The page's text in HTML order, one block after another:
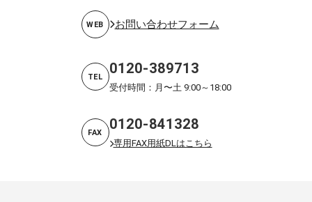
WEB お問い合わせフォーム
TEL 0120-389713
受付時間：月〜土 9:00～18:00
FAX 0120-841328
専用FAX用紙DLはこちら